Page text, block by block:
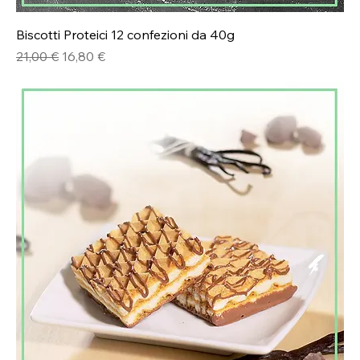
Biscotti Proteici 12 confezioni da 40g
Prezzo regolare
21,00 € Prezzo scontato
16,80 €